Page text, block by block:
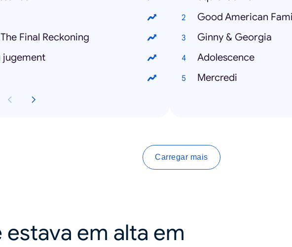
Final Reckoning
jugement
Good American
Ginny & Georgia
Adolescence
Mercredi
Carregar mais
estava em alta em